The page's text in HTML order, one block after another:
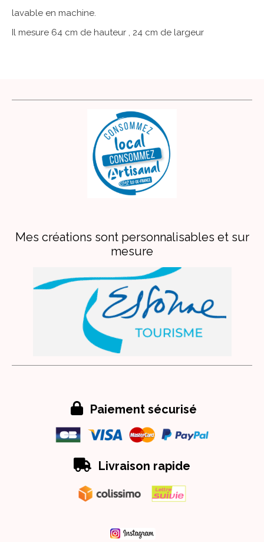
lavable en machine.
Il mesure 64 cm de hauteur , 24 cm de largeur
Mes créations sont personnalisables et sur
mesure
 Paiement sécurisé
 Livraison rapide